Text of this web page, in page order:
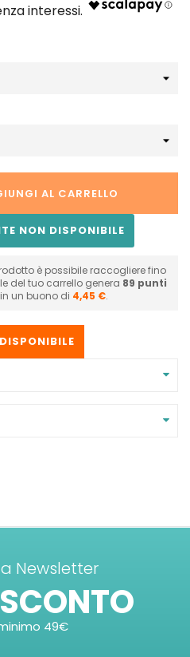
AL CARRELLO
NON DISPONIBILE
è possibile raccogliere fino
del tuo carrello genera 89 punti
un buono di 4,45 €.
Newsletter
49€